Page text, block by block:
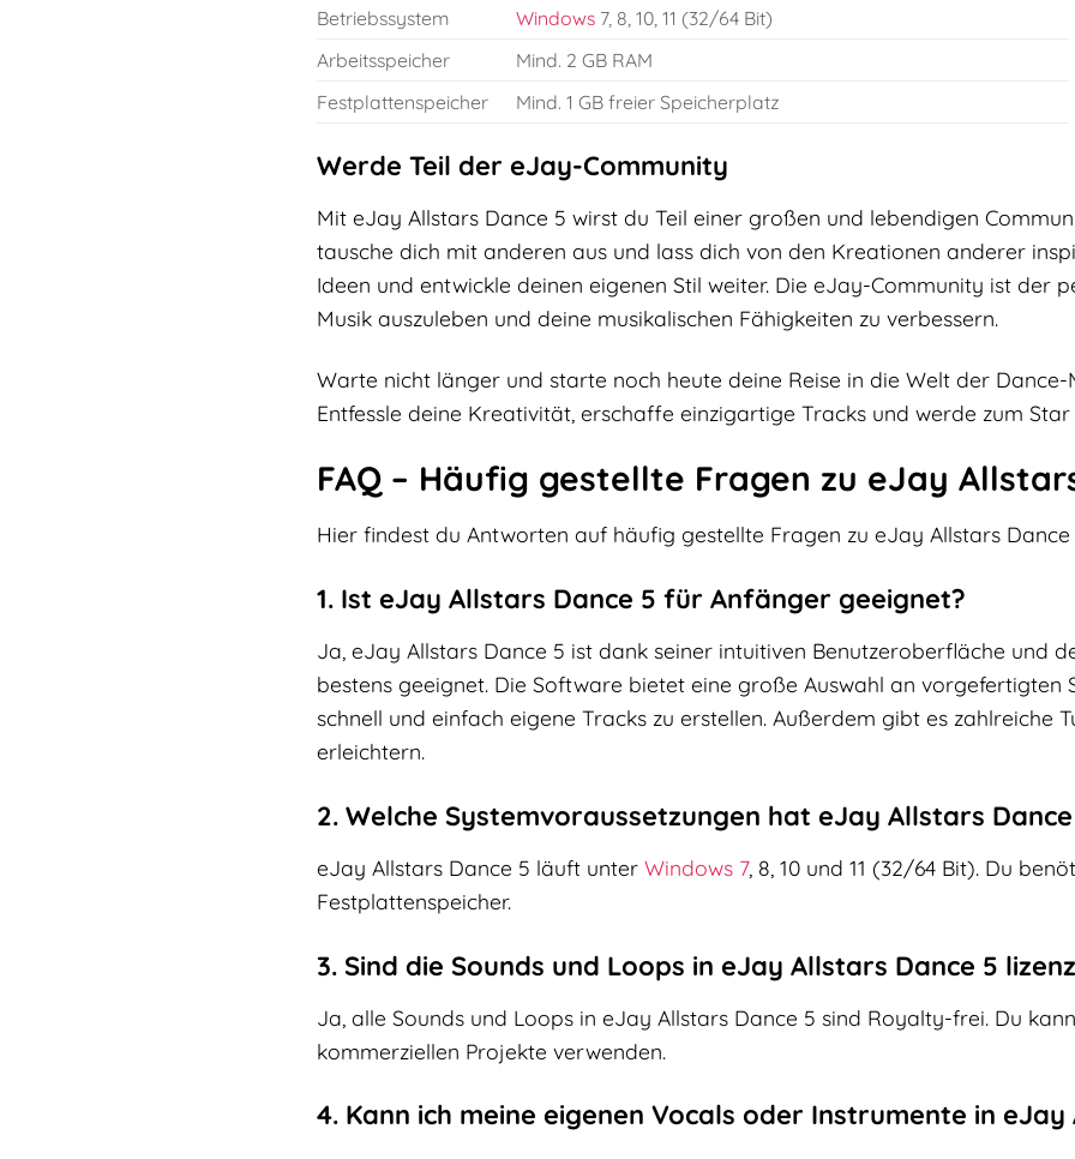
Betriebssystem
Windows7, 8, 10, 11 (32/64 Bit)
Arbeitsspeicher
Mind. 2 GB RAM
Festplattenspeicher
Mind. 1 GB freier Speicherplatz
Werde Teil der eJay-Community
Mit eJay Allstars Dance 5 wirst du Teil einer großen und lebendigen
tausche dich mit anderen aus und lass dich von den Kreationen anderer
Ideen und entwickle deinen eigenen Stil weiter. Die eJay-Community ist der
Musik auszuleben und deine musikalischen Fähigkeiten zu verbessern.
Warte nicht länger und starte noch heute deine Reise in die Welt der
Entfessle deine Kreativität, erschaffe einzigartige Tracks und werde zum Star
FAQ – Häufig gestellte Fragen zu eJay
Hier findest du Antworten auf häufig gestellte Fragen zu eJay Allstars Dance
1. Ist eJay Allstars Dance 5 für Anfänger geeignet?
Ja, eJay Allstars Dance 5 ist dank seiner intuitiven Benutzeroberfläche und
bestens geeignet. Die Software bietet eine große Auswahl an vorgefertigten
schnell und einfach eigene Tracks zu erstellen. Außerdem gibt es zahlreiche
erleichtern.
2. Welche Systemvoraussetzungen hat eJay Allstars
eJay Allstars Dance 5 läuft unter Windows 7, 8, 10 und 11 (32/64 Bit). Du
Festplattenspeicher.
3. Sind die Sounds und Loops in eJay Allstars Dance 5
Ja, alle Sounds und Loops in eJay Allstars Dance 5 sind Royalty-frei. Du
kommerziellen Projekte verwenden.
4. Kann ich meine eigenen Vocals oder Instrumente in